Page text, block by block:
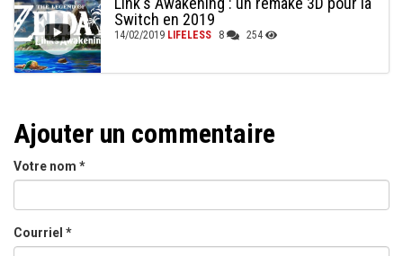
Switch en 2019
14/02/2019 LIFELESS 8 254
Ajouter un commentaire
Votre nom *
Courriel *